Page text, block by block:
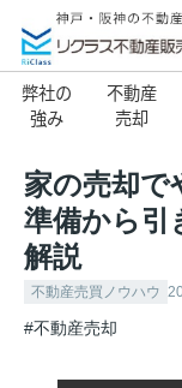
弊社の
強み
不動産
売却
家の売却で
準備から引
解説
不動産売買ノウハウ
#不動産売却